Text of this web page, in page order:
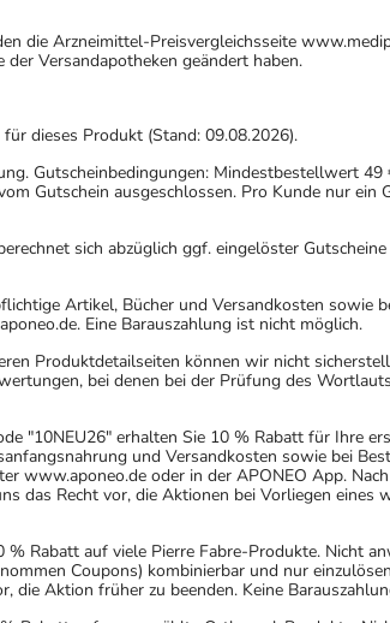
die Arzneimittel-Preisvergleichsseite
Versandapotheken geändert haben.
dieses Produkt (Stand: 09.08.2026).
Gutscheinbedingungen: Mindestbestellwert
Gutschein ausgeschlossen. Pro Kunde nur ein
sich abzüglich ggf. eingelöster
Artikel, Bücher und Versandkosten sowie
Eine Barauszahlung ist nicht möglich.
Produktdetailseiten können wir nicht
bei denen bei der Prüfung des
"10NEU26" erhalten Sie 10 % Rabatt für Ihre
und Versandkosten sowie bei
www.aponeo.de oder in der APONEO App.
das Recht vor, die Aktionen bei Vorliegen
Rabatt auf viele Pierre Fabre-Produkte. Nicht
Coupons) kombinierbar und nur
die Aktion früher zu beenden. Keine